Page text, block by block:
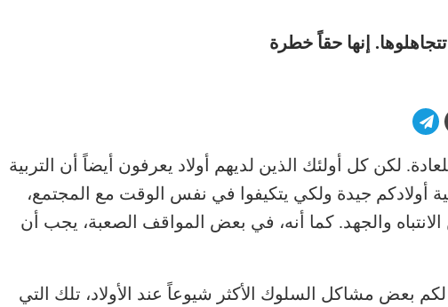
لكن كل أولئك الذين لديهم أولاد يعرفون أيضاً أن التربية
أولادكم جيدة ولكي يتكيفوا في نفس الوقت مع المجتمع،
والجهد. كما أنه، في بعض المواقف الصعبة، يجب أن
بعض مشاكل السلوك الأكثر شيوعاً عند الأولاد، تلك التي